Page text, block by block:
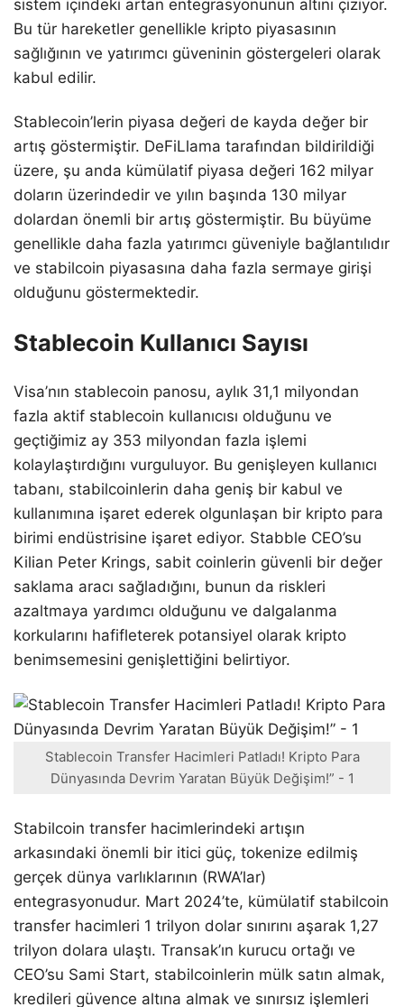
sistem içindeki artan entegrasyonunun altını çiziyor.
Bu tür hareketler genellikle kripto piyasasının
sağlığının ve yatırımcı güveninin göstergeleri olarak
kabul edilir.
Stablecoin’lerin piyasa değeri de kayda değer bir
artış göstermiştir. DeFiLlama tarafından bildirildiği
üzere, şu anda kümülatif piyasa değeri 162 milyar
doların üzerindedir ve yılın başında 130 milyar
dolardan önemli bir artış göstermiştir. Bu büyüme
genellikle daha fazla yatırımcı güveniyle bağlantılıdır
ve stabilcoin piyasasına daha fazla sermaye girişi
olduğunu göstermektedir.
Stablecoin Kullanıcı Sayısı
Visa’nın stablecoin panosu, aylık 31,1 milyondan
fazla aktif stablecoin kullanıcısı olduğunu ve
geçtiğimiz ay 353 milyondan fazla işlemi
kolaylaştırdığını vurguluyor. Bu genişleyen kullanıcı
tabanı, stabilcoinlerin daha geniş bir kabul ve
kullanımına işaret ederek olgunlaşan bir kripto para
birimi endüstrisine işaret ediyor. Stabble CEO’su
Kilian Peter Krings, sabit coinlerin güvenli bir değer
saklama aracı sağladığını, bunun da riskleri
azaltmaya yardımcı olduğunu ve dalgalanma
korkularını hafifleterek potansiyel olarak kripto
benimsemesini genişlettiğini belirtiyor.
Stablecoin Transfer Hacimleri Patladı! Kripto Para
Dünyasında Devrim Yaratan Büyük Değişim!” - 1
Stabilcoin transfer hacimlerindeki artışın
arkasındaki önemli bir itici güç, tokenize edilmiş
gerçek dünya varlıklarının (RWA’lar)
entegrasyonudur. Mart 2024’te, kümülatif stabilcoin
transfer hacimleri 1 trilyon dolar sınırını aşarak 1,27
trilyon dolara ulaştı. Transak’ın kurucu ortağı ve
CEO’su Sami Start, stabilcoinlerin mülk satın almak,
kredileri güvence altına almak ve sınırsız işlemleri